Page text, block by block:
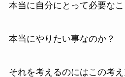
本当に自分にとって必要な
本当にやりたい事なのか？
それを考えるのにはこの考